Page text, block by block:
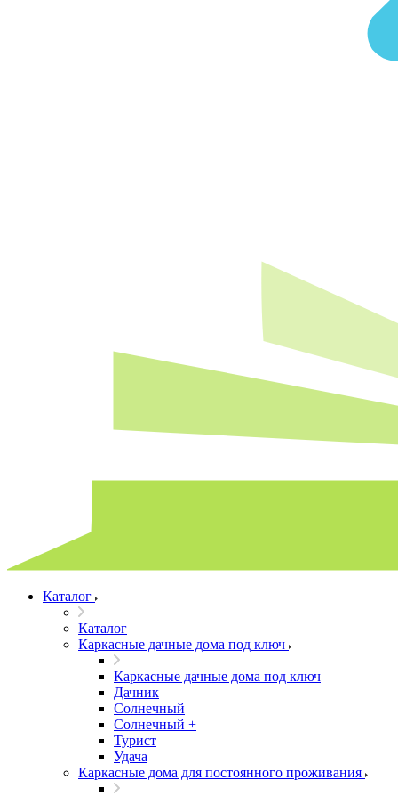
Каталог
Каталог
Каркасные дачные дома под ключ
Каркасные дачные дома под ключ
Дачник
Солнечный
Солнечный +
Турист
Удача
Каркасные дома для постоянного проживания